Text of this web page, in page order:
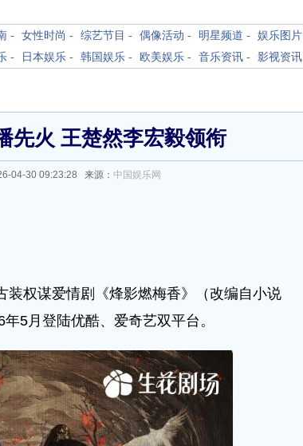
- 女性时尚 - 综艺节目 - 偶像活动 - 明星频道 - 娱乐图片
- 日本娱乐 - 韩国娱乐 - 欧美娱乐 - 音乐资讯 - 影视资讯
先火 王楚然李宏毅领衔
04-30 09:23:28 来源： 中国娱乐网
装权谋爱情剧《烽影燃梅香》（改编自小说
5月登陆优酷、爱奇艺双平台。